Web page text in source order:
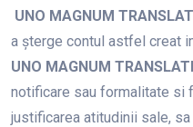
UNO MAGNUM
a şterge contul astfel creat
UNO MAGNUM
notificare sau formalitate si
justificarea atitudinii sale,